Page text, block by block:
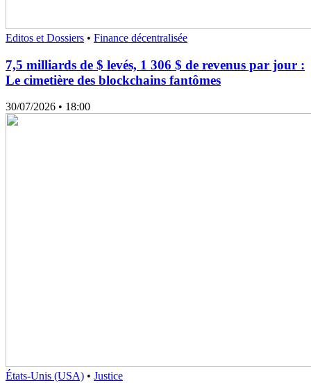
Editos et Dossiers • Finance décentralisée
7,5 milliards de $ levés, 1 306 $ de revenus par jour :
Le cimetière des blockchains fantômes
30/07/2026 • 18:00
États-Unis (USA) • Justice